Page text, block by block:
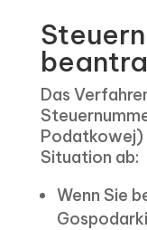
Das
Podatkowej)
Situation ab:
Wenn Sie